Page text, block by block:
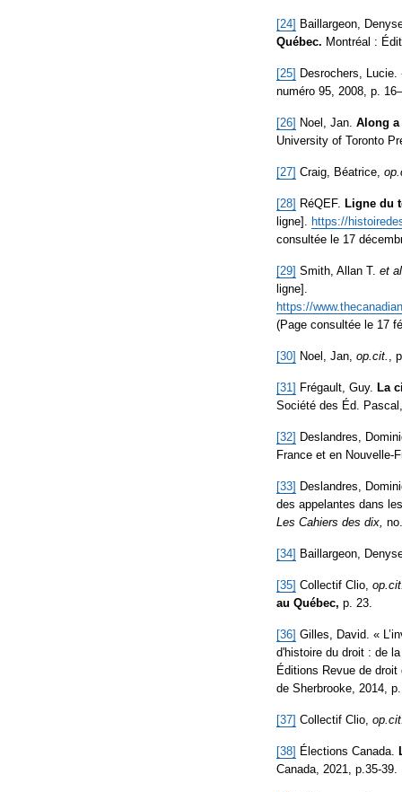
[24] Baillargeon,
Québec. Montréal :
[25] Desrochers,
numéro 95, 2008, p.
[26] Noel, Jan. Along a
University of Toronto
[27] Craig, Béatrice,
[28] RéQEF. Ligne du
ligne].
https://
consultée le 17
[29] Smith, Allan T. et
ligne].
https://
(Page consultée le 17
[30] Noel, Jan, op.cit. ,
[31] Frégault, Guy. La
Société des Éd.
[32] Deslandres,
France et en Nouvelle-
[33] Deslandres,
des appelantes dans
Les Cahiers des dix,
[34] Baillargeon,
[35] Collectif Clio,
au Québec, p. 23.
[36] Gilles, David. «
d'histoire du droit : de
Éditions Revue de
de Sherbrooke, 2014,
[37] Collectif Clio,
[38] Élections Canada.
Canada, 2021, p.35-39.